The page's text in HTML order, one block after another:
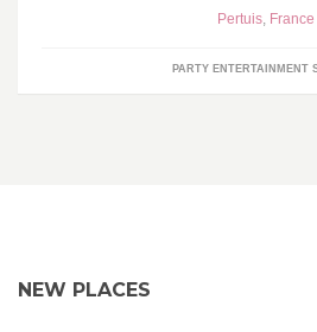
Pertuis, France
PARTY ENTERTAINMENT
NEW PLACES